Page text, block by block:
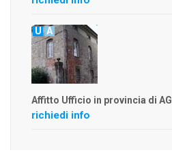
U A
Affitto Ufficio in provincia di AG
richiedi info